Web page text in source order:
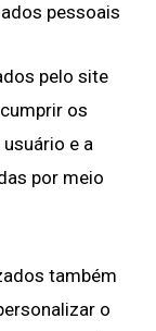
pessoais
pelo site
os
e a
por meio
também
o